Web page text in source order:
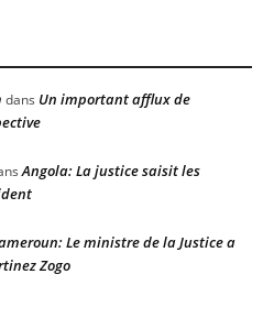
dans Un important afflux de
Angola: La justice saisit les
Le ministre de la Justice a
Zogo